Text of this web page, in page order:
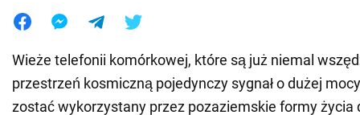
Wieże telefonii komórkowej, które są już niemal
przestrzeń kosmiczną pojedynczy sygnał o dużej
zostać wykorzystany przez pozaziemskie formy życia